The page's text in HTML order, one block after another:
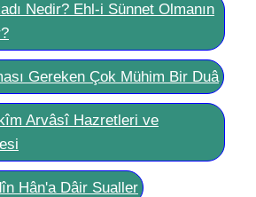
Nedir? Ehl-i Sünnet Olmanın
Gereken Çok Mühim Bir Duâ
Arvâsî Hazretleri ve
Hân'a Dâir Sualler